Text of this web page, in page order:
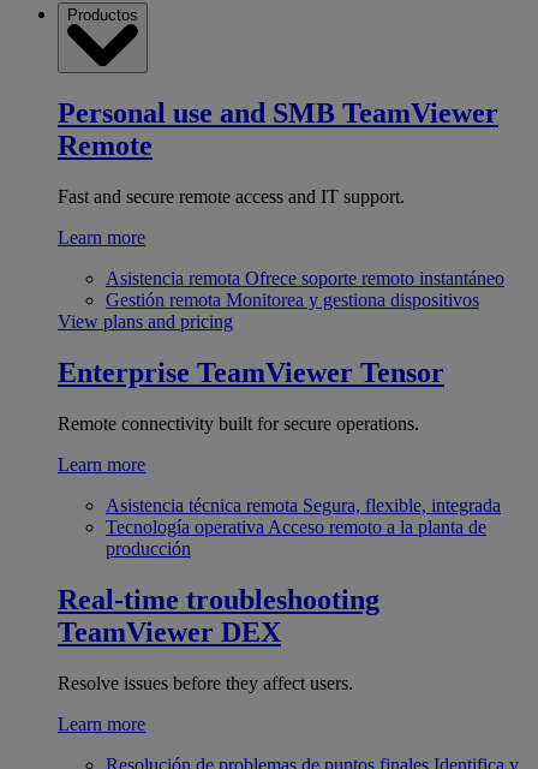
Productos
Personal use and SMB TeamViewer
Remote
Fast and secure remote access and IT support.
Learn more
Asistencia remota Ofrece soporte remoto instantáneo
Gestión remota Monitorea y gestiona dispositivos
View plans and pricing
Enterprise TeamViewer Tensor
Remote connectivity built for secure operations.
Learn more
Asistencia técnica remota Segura, flexible, integrada
Tecnología operativa Acceso remoto a la planta de
producción
Real-time troubleshooting
TeamViewer DEX
Resolve issues before they affect users.
Learn more
Resolución de problemas de puntos finales Identifica y